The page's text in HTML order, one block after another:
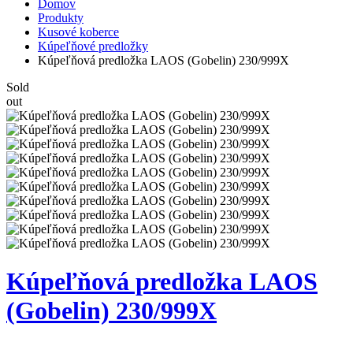
Domov
Produkty
Kusové koberce
Kúpeľňové predložky
Kúpeľňová predložka LAOS (Gobelin) 230/999X
Sold
out
Kúpeľňová predložka LAOS
(Gobelin) 230/999X